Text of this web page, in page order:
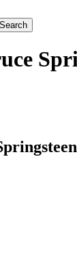
Search